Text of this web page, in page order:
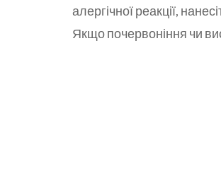
алергічної реакції,
Якщо почервоніння чи